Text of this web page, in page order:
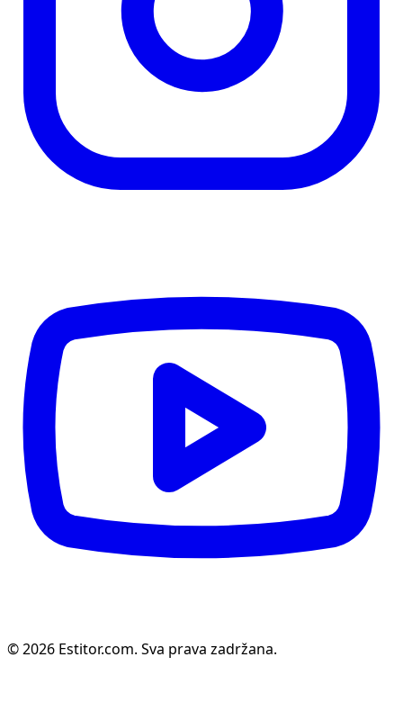
© 2026 Estitor.com. Sva prava zadržana.